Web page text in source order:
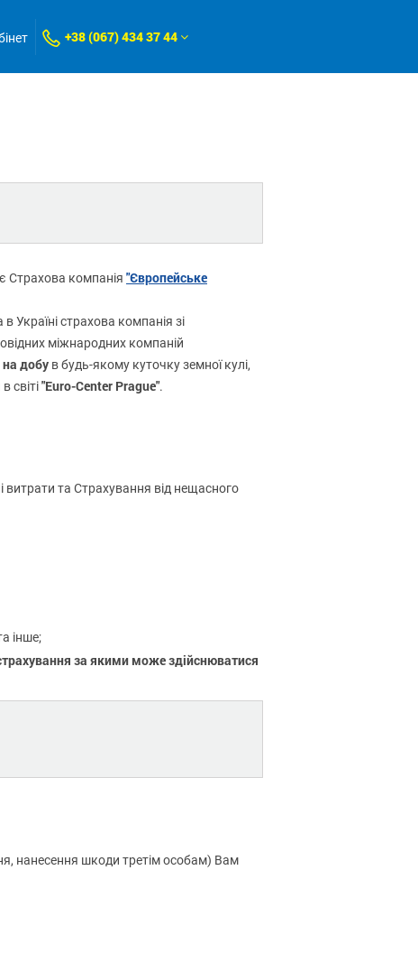
+38 (067) 434 37 44
Страхова компанія "Європейське
Україні страхова компанія зі
міжнародних компаній
добу в будь-якому куточку земної кулі,
світі"Euro-Center Prague".
та Страхування від нещасного
інше;
за якими може здійснюватися
нанесення шкоди третім особам) Вам